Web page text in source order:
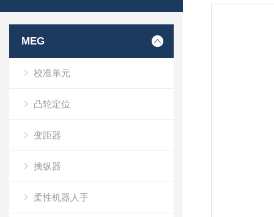
MEG
校准单元
凸轮定位
变距器
擒纵器
柔性机器人手